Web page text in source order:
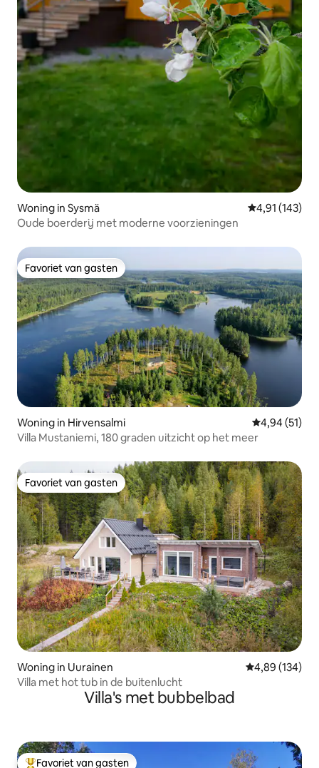
Woning in Sysmä Gemiddelde
4,91 (143)
Oude boerderij met moderne voorzieningen
Favoriet van gasten
Favoriet van gasten
Woning in Hirvensalmi Gemiddelde
4,94 (51)
Villa Mustaniemi, 180 graden uitzicht op het meer
Favoriet van gasten
Favoriet van gasten
Woning in Uurainen Gemiddelde
4,89 (134)
Villa met hot tub in de buitenlucht
Villa's met bubbelbad
Favoriet van gasten